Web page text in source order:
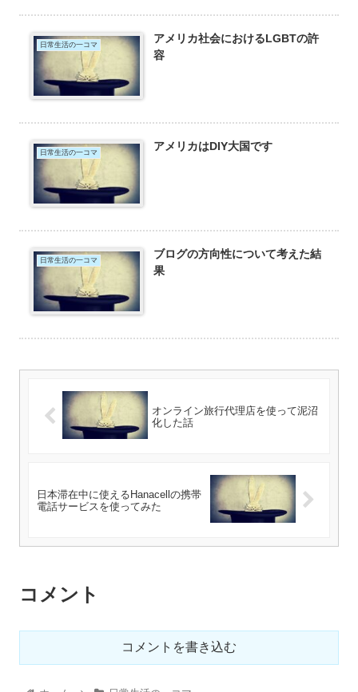
日常生活の一コマ
アメリカ社会におけるLGBTの許
容
日常生活の一コマ アメリカはDIY大国です
日常生活の一コマ
ブログの方向性について考えた結
果
オンライン旅行代理店を使って泥沼
化した話
日本滞在中に使えるHanacellの携帯
電話サービスを使ってみた
コメント
コメントを書き込む